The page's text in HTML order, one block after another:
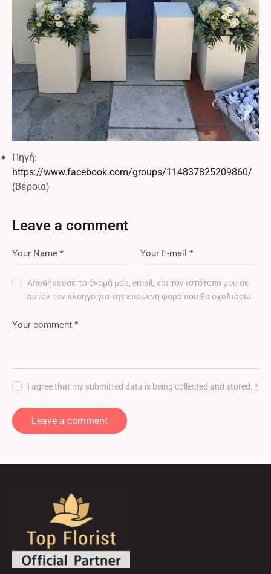
Πηγή:
https://www.facebook.com/groups/114837825209860/
(Bέροια)
Leave a comment
Αποθήκευσε το όνομά μου, email, και τον ιστότοπο μου σε
αυτόν τον πλοηγό για την επόμενη φορά που θα σχολιάσω.
I agree that my submitted data is beingcollected and stored.*